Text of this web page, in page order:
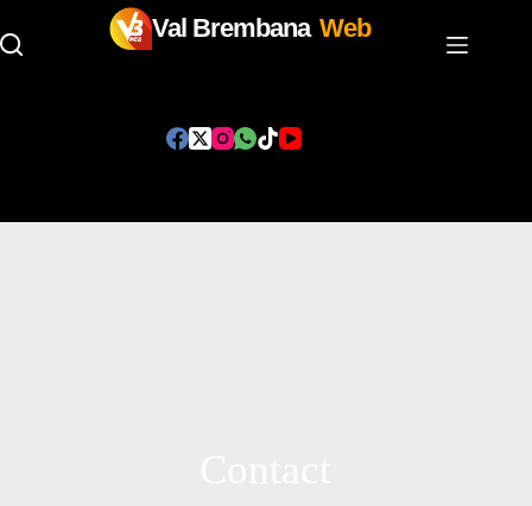
Val Brembana Web